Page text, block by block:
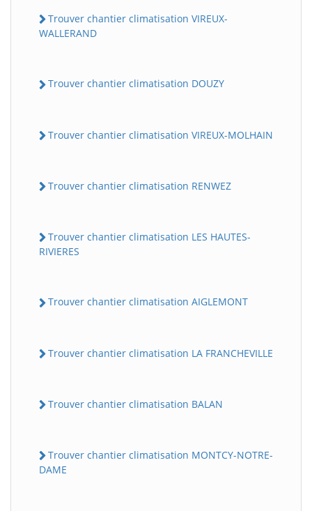
Trouver chantier climatisation VIREUX-
WALLERAND
Trouver chantier climatisation DOUZY
Trouver chantier climatisation VIREUX-MOLHAIN
Trouver chantier climatisation RENWEZ
Trouver chantier climatisation LES HAUTES-
RIVIERES
Trouver chantier climatisation AIGLEMONT
Trouver chantier climatisation LA FRANCHEVILLE
Trouver chantier climatisation BALAN
Trouver chantier climatisation MONTCY-NOTRE-
DAME